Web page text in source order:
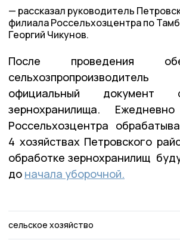
рассказал руководитель
филиала Россельхозцентра по
Георгий Чикунов.
После проведения
официальный документ
зернохранилища.
Россельхозцентра
4 хозяйствах Петровского
обработке зернохранилищ
до начала уборочной.
сельское хозяйство